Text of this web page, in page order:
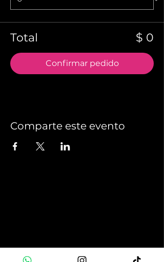
Total $ 0
Confirmar pedido
Comparte este evento